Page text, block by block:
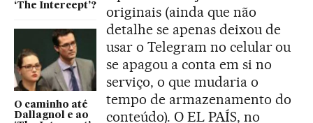
‘The Intercept’?
O caminho até
Dallagnol e ao
originais (ainda que não
detalhe se apenas deixou de
usar o Telegram no celular ou
se apagou a conta em si no
serviço, o que mudaria o
tempo de armazenamento do
conteúdo). O EL PAÍS, no